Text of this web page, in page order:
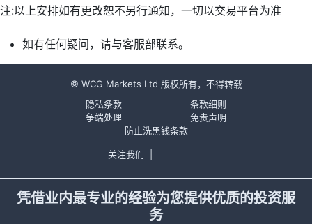
注:以上安排如有更改恕不另行通知，一切以交易平台为准
如有任何疑问，请与客服部联系。
© WCG Markets Ltd 版权所有，不得转载
隐私条款
条款细则
争端处理
免责声明
防止洗黑钱条款
关注我们
凭借业内最专业的经验为您提供优质的投资服
务